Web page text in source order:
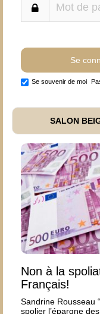
Hypersexualisation et
Se souvenir de moi
SALON
Non à la
Français!
Sandrine Rousseau
spolier l’épargne des